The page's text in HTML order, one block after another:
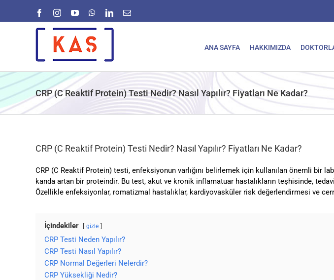
FacebookInstagramYouTubeWhatsApp
LinkedIn
E-
posta
ANA SAYFA HAKKIMIZDA
CRP (C Reaktif Protein) Testi Nedir? Nasıl Yapılır? Fiyatları Ne Kadar?
CRP (C Reaktif Protein) Testi Nedir? Nasıl Yapılır? Fiyatları Ne Kadar?
CRP (C Reaktif Protein) testi, enfeksiyonun varlığını belirlemek için kullanılan önemli bir
kanda artan bir proteindir. Bu test, akut ve kronik inflamatuar hastalıkların teşhisinde,
Özellikle enfeksiyonlar, romatizmal hastalıklar, kardiyovasküler risk değerlendirmesi ve
İçindekiler gizle
CRP Testi Neden Yapılır?
CRP Testi Nasıl Yapılır?
CRP Normal Değerleri Nelerdir?
CRP Yüksekliği Nedir?